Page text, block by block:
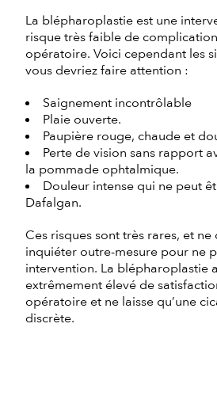
La blépharoplastie est une
risque très faible de
opératoire. Voici cependant les
vous devriez faire attention :
Saignement incontrôlable
Plaie ouverte.
Paupière rouge, chaude et
Perte de vision sans rapport
la pommade ophtalmique.
Douleur intense qui ne peut
Dafalgan.
Ces risques sont très rares, et
inquiéter outre-mesure pour ne
intervention. La blépharoplastie
extrêmement élevé de
opératoire et ne laisse qu’une
discrète.